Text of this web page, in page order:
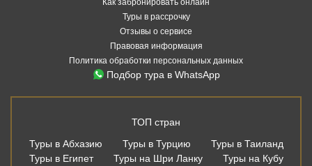
Туры в Турцию
Туры на Шри Ланку
Туры на Сейшелы
Туры во Вьетнам
Туры в Индию
Туры в Индонезию
Туры в Черногорию
Туры в ОАЭ
ТОП курортов
Туры в АланьюТуры в Белек Туры в МармарисТуры в Кемер
Туры в Бодрум
Туры в Хургаду
Туры в Шарм Эль Шейх